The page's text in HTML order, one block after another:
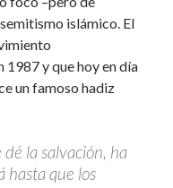
islámico. El
y que hoy en día
un famoso hadiz
la salvación, ha
hasta que los